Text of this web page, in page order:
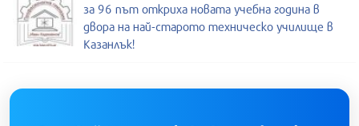
за 96 път откриха новата учебна година в
двора на най-старото техническо училище в
Казанлък!